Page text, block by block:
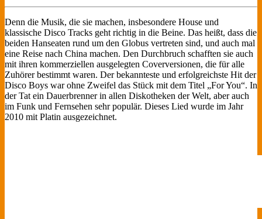
Denn die Musik, die sie machen, insbesondere House und
klassische Disco Tracks geht richtig in die Beine. Das heißt, dass die
beiden Hanseaten rund um den Globus vertreten sind, und auch mal
eine Reise nach China machen. Den Durchbruch schafften sie auch
mit ihren kommerziellen ausgelegten Coverversionen, die für alle
Zuhörer bestimmt waren. Der bekannteste und erfolgreichste Hit der
Disco Boys war ohne Zweifel das Stück mit dem Titel „For You“. In
der Tat ein Dauerbrenner in allen Diskotheken der Welt, aber auch
im Funk und Fernsehen sehr populär. Dieses Lied wurde im Jahr
2010 mit Platin ausgezeichnet.